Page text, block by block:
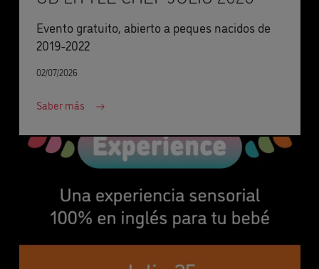
Evento gratuito, abierto a peques nacidos de
2019-2022
02/07/2026
Saber más